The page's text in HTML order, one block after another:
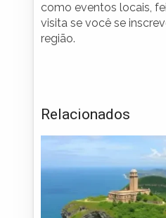
como eventos locais,
visita se você se
região.
Relacionados